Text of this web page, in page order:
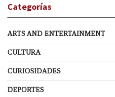
Categorías
ARTS AND ENTERTAINMENT
CULTURA
CURIOSIDADES
DEPORTES